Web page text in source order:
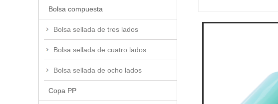
Bolsa compuesta
Bolsa sellada de tres lados
Bolsa sellada de cuatro lados
Bolsa sellada de ocho lados
Copa PP